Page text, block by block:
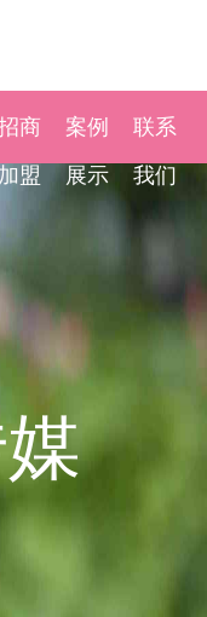
商
加盟
案例
展示
联系
我们